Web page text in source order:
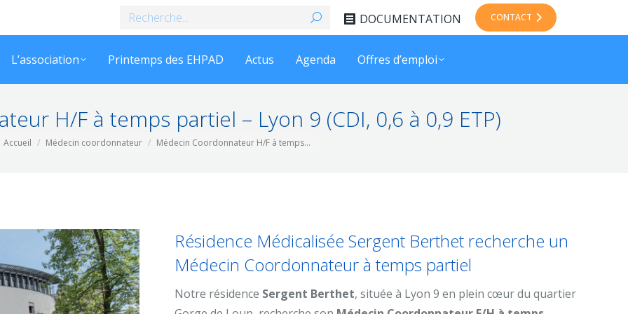
Recherche
DOCUMENTATION CONTACT
L’association Printemps des EHPAD Actus Agenda Offres d’emploi
H/F à temps partiel – Lyon 9 (CDI, 0,6 à 0,9 ETP)
Vous êtes ici :
Accueil Médecin coordonnateur Médecin Coordonnateur H/F à temps…
Résidence Médicalisée Sergent Berthet recherche un
Médecin Coordonnateur à temps partiel
Notre résidence Sergent Berthet, située à Lyon 9 en plein cœur du quartier